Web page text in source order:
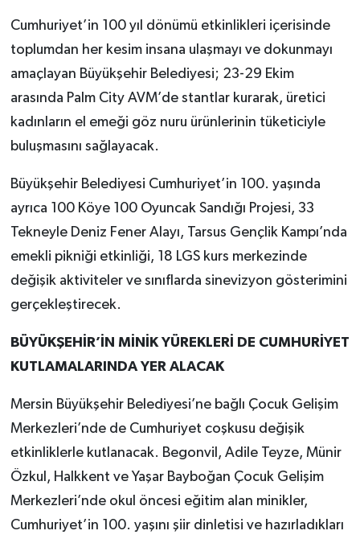
Cumhuriyet’in 100 yıl dönümü etkinlikleri içerisinde
toplumdan her kesim insana ulaşmayı ve dokunmayı
amaçlayan Büyükşehir Belediyesi; 23-29 Ekim
arasında Palm City AVM’de stantlar kurarak, üretici
kadınların el emeği göz nuru ürünlerinin tüketiciyle
buluşmasını sağlayacak.
Büyükşehir Belediyesi Cumhuriyet’in 100. yaşında
ayrıca 100 Köye 100 Oyuncak Sandığı Projesi, 33
Tekneyle Deniz Fener Alayı, Tarsus Gençlik Kampı’nda
emekli pikniği etkinliği, 18 LGS kurs merkezinde
değişik aktiviteler ve sınıflarda sinevizyon gösterimini
gerçekleştirecek.
BÜYÜKŞEHİR’İN MİNİK YÜREKLERİ DE CUMHURİYET
KUTLAMALARINDA YER ALACAK
Mersin Büyükşehir Belediyesi’ne bağlı Çocuk Gelişim
Merkezleri’nde de Cumhuriyet coşkusu değişik
etkinliklerle kutlanacak. Begonvil, Adile Teyze, Münir
Özkul, Halkkent ve Yaşar Bayboğan Çocuk Gelişim
Merkezleri’nde okul öncesi eğitim alan minikler,
Cumhuriyet’in 100. yaşını şiir dinletisi ve hazırladıkları